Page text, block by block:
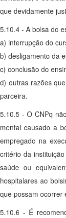
que devidamente
5.10.4 - A bolsa do
a) interrupção do
b) desligamento da
c) conclusão do
d) outras razões
parceira.
5.10.5 - O CNPq
mental causado a
empregado na
critério da
saúde ou
hospitalares ao
que possam ocorrer
5.10.6 - É